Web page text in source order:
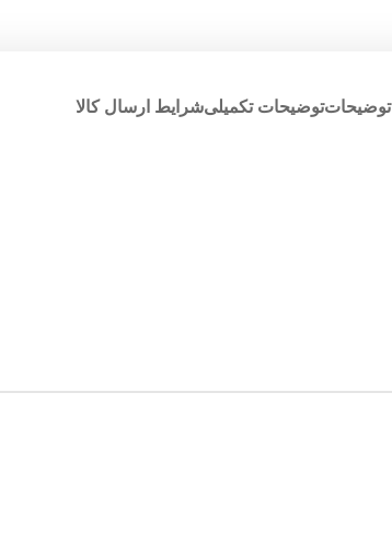
توضیحاتتوضیحات تکمیلیشرایط ارسال کالا